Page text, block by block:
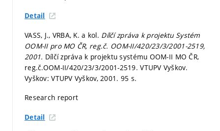
Detail
VASS, J., VRBA, K. a kol. Dílčí zpráva k projektu Systém
OOM-II pro MO ČR, reg.č. OOM-II/420/23/3/2001-2519,
2001. Dílčí zpráva k projektu systému OOM-II MO ČR,
reg.č.OOM-II/420/23/3/2001-2519. VTUPV Vyškov.
Vyškov: VTUPV Vyškov, 2001. 95 s.
Research report
Detail